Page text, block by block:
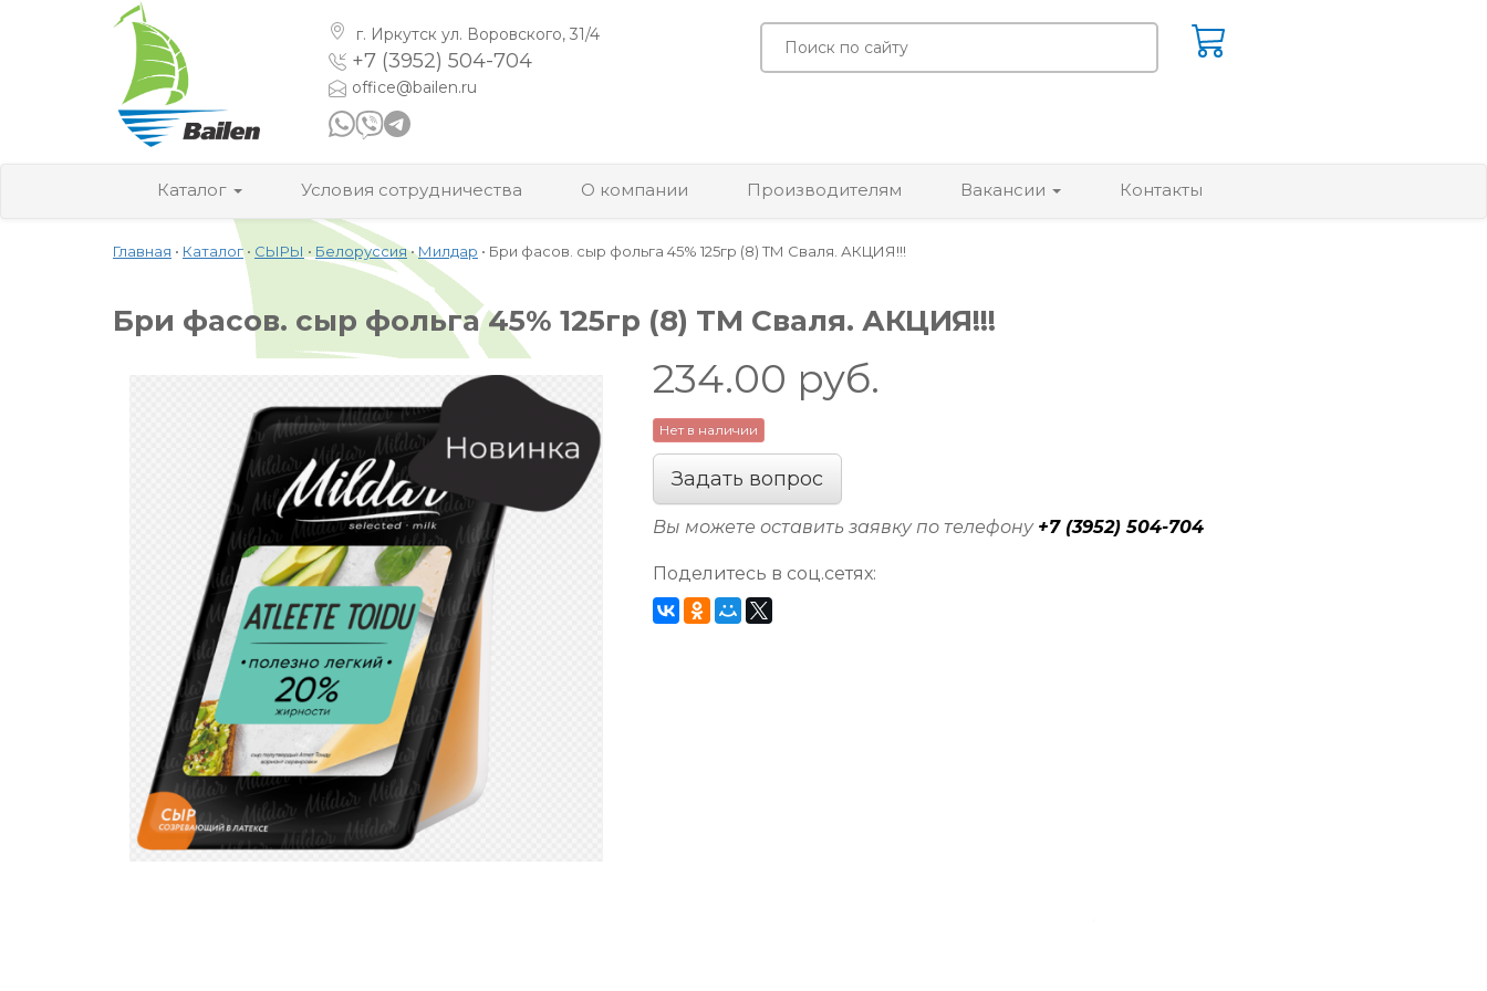
г. Иркутск ул. Воровского, 31/4
+7 (3952) 504-704
office@bailen.ru
Каталог Условия сотрудничества О компании Производителям Вакансии Контакты
Главная • Каталог • СЫРЫ • Белоруссия• Милдар • Бри фасов. сыр фольга 45% 125гр (8) ТМ Сваля. АКЦИЯ!!!
Бри фасов. сыр фольга 45% 125гр (8) ТМ Сваля. АКЦИЯ!!!
234.00 руб.
Нет в наличии
Задать вопрос
Вы можете оставить заявку по телефону +7 (3952) 504-704
Поделитесь в соц.сетях: